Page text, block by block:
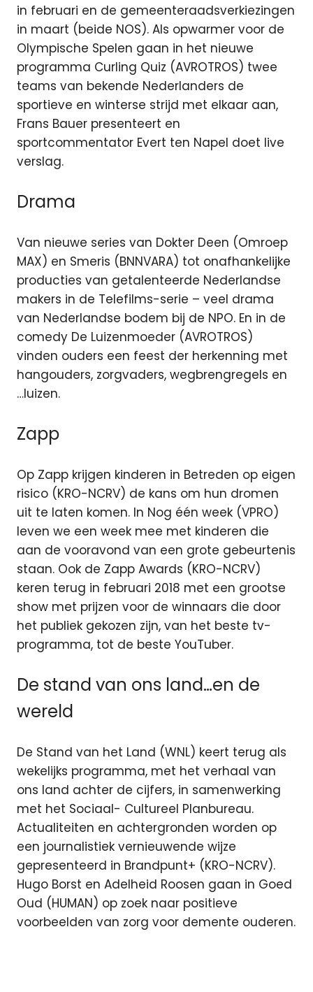
in februari en de gemeenteraadsverkiezingen
in maart (beide NOS). Als opwarmer voor de
Olympische Spelen gaan in het nieuwe
programma Curling Quiz (AVROTROS) twee
teams van bekende Nederlanders de
sportieve en winterse strijd met elkaar aan,
Frans Bauer presenteert en
sportcommentator Evert ten Napel doet live
verslag.
Drama
Van nieuwe series van Dokter Deen (Omroep
MAX) en Smeris (BNNVARA) tot onafhankelijke
producties van getalenteerde Nederlandse
makers in de Telefilms-serie – veel drama
van Nederlandse bodem bij de NPO. En in de
comedy De Luizenmoeder (AVROTROS)
vinden ouders een feest der herkenning met
hangouders, zorgvaders, wegbrengregels en
…luizen.
Zapp
Op Zapp krijgen kinderen in Betreden op eigen
risico (KRO-NCRV) de kans om hun dromen
uit te laten komen. In Nog één week (VPRO)
leven we een week mee met kinderen die
aan de vooravond van een grote gebeurtenis
staan. Ook de Zapp Awards (KRO-NCRV)
keren terug in februari 2018 met een grootse
show met prijzen voor de winnaars die door
het publiek gekozen zijn, van het beste tv-
programma, tot de beste YouTuber.
De stand van ons land…en de
wereld
De Stand van het Land (WNL) keert terug als
wekelijks programma, met het verhaal van
ons land achter de cijfers, in samenwerking
met het Sociaal- Cultureel Planbureau.
Actualiteiten en achtergronden worden op
een journalistiek vernieuwende wijze
gepresenteerd in Brandpunt+ (KRO-NCRV).
Hugo Borst en Adelheid Roosen gaan in Goed
Oud (HUMAN) op zoek naar positieve
voorbeelden van zorg voor demente ouderen.